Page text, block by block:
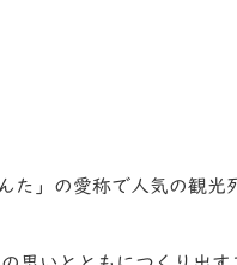
」の愛称で人気の観光